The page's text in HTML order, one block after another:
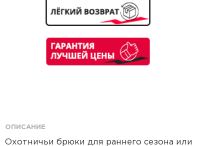
ОПИСАНИЕ
Охотничьи брюки для раннего сезона или